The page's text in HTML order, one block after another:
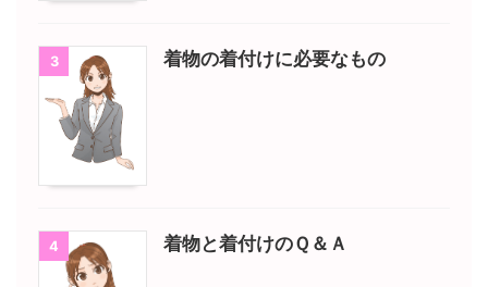
3 着物の着付けに必要なもの
4 着物と着付けのＱ＆Ａ